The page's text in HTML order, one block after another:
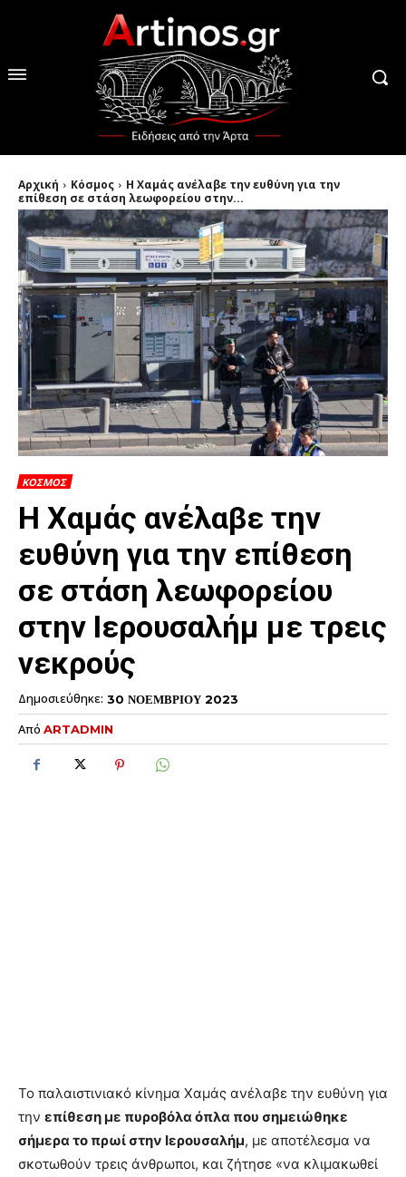
Αρχική Κόσμος
Η Χαμάς ανέλαβε την ευθύνη για την
επίθεση σε στάση λεωφορείου στην...
ΚΟΣΜΟΣ
Η Χαμάς ανέλαβε την
ευθύνη για την επίθεση
σε στάση λεωφορείου
στην Ιερουσαλήμ με τρεις
νεκρούς
Δημοσιεύθηκε: 30 ΝΟΕΜΒΡΙΟΥ 2023
Από ARTADMIN
Το παλαιστινιακό κίνημα Χαμάς ανέλαβε την ευθύνη για
την επίθεση με πυροβόλα όπλα που σημειώθηκε
σήμερα το πρωί στην Ιερουσαλήμ, με αποτέλεσμα να
σκοτωθούν τρεις άνθρωποι, και ζήτησε «να κλιμακωθεί